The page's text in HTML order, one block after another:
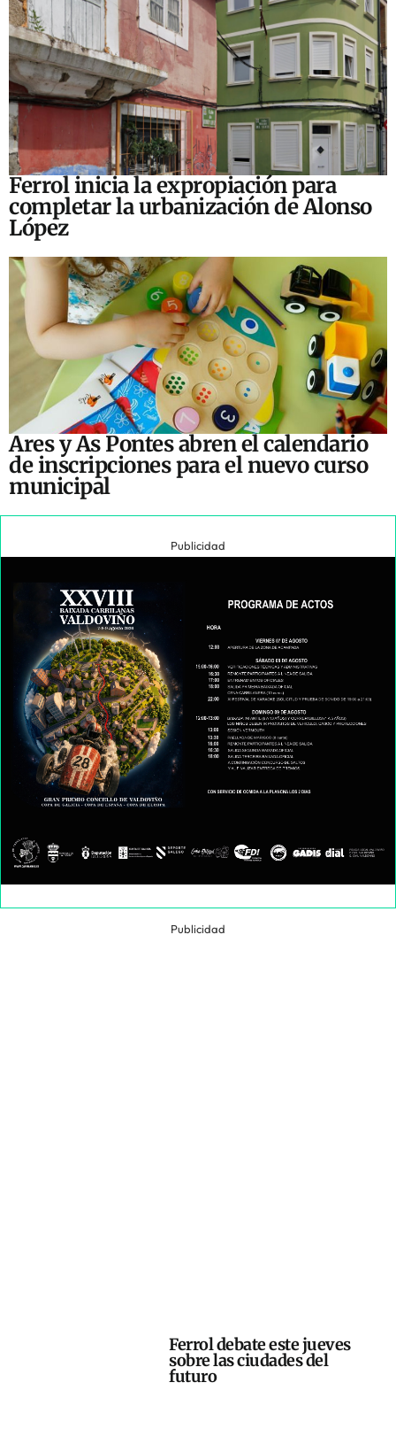
Ferrol inicia la expropiación para
completar la urbanización de Alonso
López
Ares y As Pontes abren el calendario
de inscripciones para el nuevo curso
municipal
Publicidad
Publicidad
Ferrol debate este jueves
sobre las ciudades del
futuro